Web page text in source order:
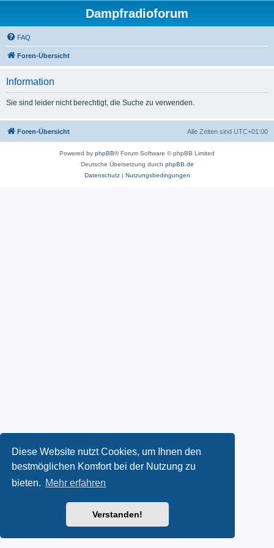
Diese Website nutzt Cookies, um Ihnen den
bestmöglichen Komfort bei der Nutzung zu
bieten. Mehr erfahren
Verstanden!
Dampfradioforum
FAQ
Foren-Übersicht
Information
Sie sind leider nicht berechtigt, die Suche zu verwenden.
Foren-Übersicht Alle Zeiten sind UTC+01:00
Powered by phpBB® Forum Software © phpBB Limited
Deutsche Übersetzung durch phpBB.de
Datenschutz| Nutzungsbedingungen